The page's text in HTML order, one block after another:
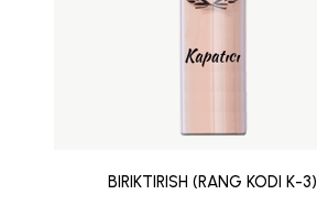
BIRIKTIRISH (RANG KODI K-3)